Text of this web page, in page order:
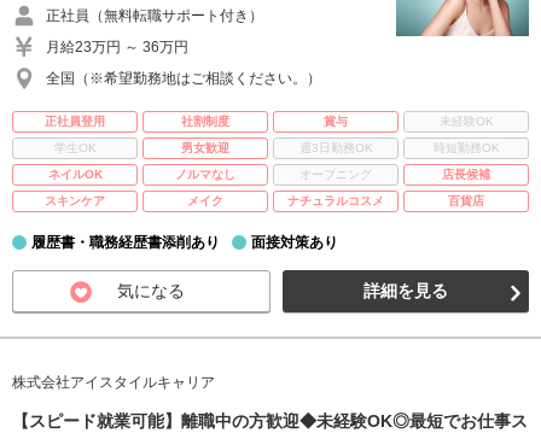
正社員（無料転職サポート付き）
月給23万円 ～ 36万円
全国（※希望勤務地はご相談ください。）
正社員登用 社割制度 賞与
未経験OK
学生OK
男女歓迎 週3日勤務OK
時短勤務OK
ネイルOK
ノルマなし オープニング
店長候補
スキンケア
メイク ナチュラルコスメ 百貨店
履歴書・職務経歴書添削あり 面接対策あり
気になる 詳細を見る
株式会社アイスタイルキャリア
【スピード就業可能】離職中の方歓迎◆未経験OK◎最短でお仕事ス